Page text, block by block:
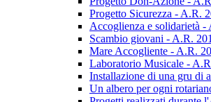
Progetto Sicurezza - A.R.
Accoglienza e solidarietà -
Scambio giovani - A.R.
Mare Accogliente - A.R.
Laboratorio Musicale -
Installazione di una gru di
Un albero per ogni